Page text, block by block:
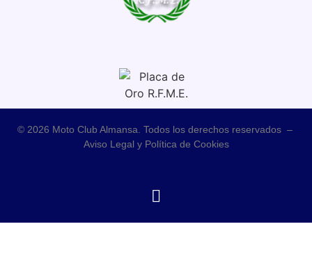
© 2026 Moto Club Almansa. Todos los derechos reservados –
Aviso Legal y Política de Cookies